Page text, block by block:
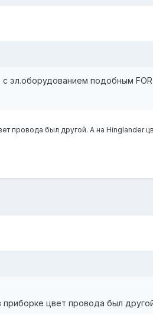
эл.оборудованием подобным
провода был другой. А на Hinglander
приборке цвет провода был